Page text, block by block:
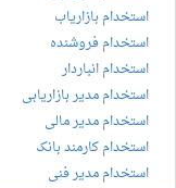
استخدام بازاریاب
استخدام فروشنده
استخدام انباردار
استخدام مدیر بازاریابی
استخدام مدیر مالی
استخدام کارمند بانک
استخدام مدیر فنی